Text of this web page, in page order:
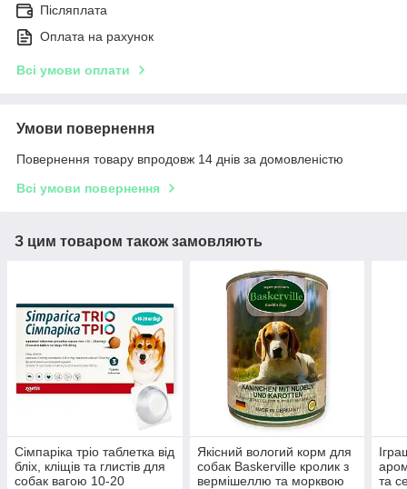
Післяплата
Оплата на рахунок
Всі умови оплати
Умови повернення
Повернення товару впродовж 14 днів за домовленістю
Всі умови повернення
З цим товаром також замовляють
Сімпаріка тріо таблетка від
бліх, кліщів та глистів для
собак вагою 10-20
Якісний вологий корм для
собак Baskerville кролик з
вермішеллю та морквою
та